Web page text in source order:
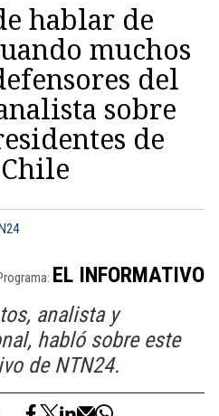
hablar de
muchos
del
sobre
de
EL INFORMATIVO
analista y
habló sobre este
de NTN24.